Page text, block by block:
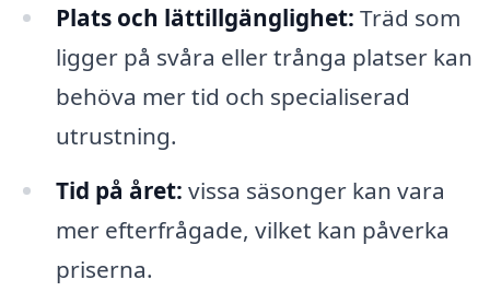
Plats och lättillgänglighet: Träd som
ligger på svåra eller trånga platser kan
behöva mer tid och specialiserad
utrustning.
Tid på året: vissa säsonger kan vara
mer efterfrågade, vilket kan påverka
priserna.